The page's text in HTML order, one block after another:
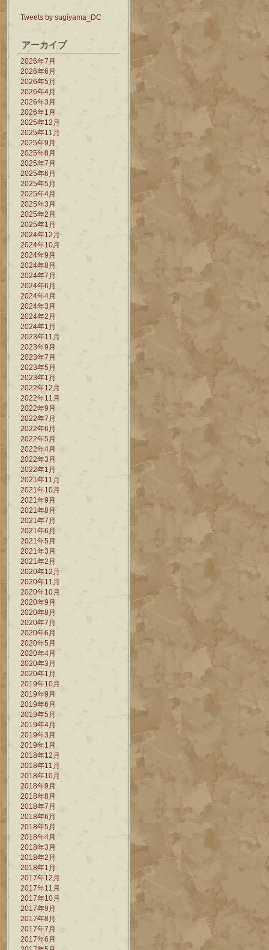
Tweets by sugiyama_DC
アーカイブ
2026年7月
2026年6月
2026年5月
2026年4月
2026年3月
2026年1月
2025年12月
2025年11月
2025年9月
2025年8月
2025年7月
2025年6月
2025年5月
2025年4月
2025年3月
2025年2月
2025年1月
2024年12月
2024年10月
2024年9月
2024年8月
2024年7月
2024年6月
2024年4月
2024年3月
2024年2月
2024年1月
2023年11月
2023年9月
2023年7月
2023年5月
2023年1月
2022年12月
2022年11月
2022年9月
2022年7月
2022年6月
2022年5月
2022年4月
2022年3月
2022年1月
2021年11月
2021年10月
2021年9月
2021年8月
2021年7月
2021年6月
2021年5月
2021年3月
2021年2月
2020年12月
2020年11月
2020年10月
2020年9月
2020年8月
2020年7月
2020年6月
2020年5月
2020年4月
2020年3月
2020年1月
2019年10月
2019年9月
2019年6月
2019年5月
2019年4月
2019年3月
2019年1月
2018年12月
2018年11月
2018年10月
2018年9月
2018年8月
2018年7月
2018年6月
2018年5月
2018年4月
2018年3月
2018年2月
2018年1月
2017年12月
2017年11月
2017年10月
2017年9月
2017年8月
2017年7月
2017年6月